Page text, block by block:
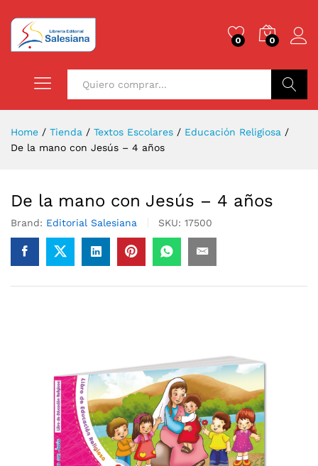
0 0
Home / Tienda / Textos Escolares / Educación Religiosa /
De la mano con Jesús – 4 años
De la mano con Jesús – 4 años
Brand: Editorial Salesiana SKU: 17500